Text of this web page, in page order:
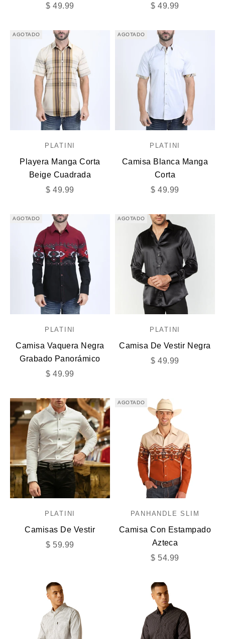
Precio de oferta
$ 49.99
Precio de oferta
$ 49.99
AGOTADO
PLATINI
Playera Manga Corta
Beige Cuadrada
Precio de oferta
$ 49.99
AGOTADO
PLATINI
Camisa Blanca Manga
Corta
Precio de oferta
$ 49.99
AGOTADO
PLATINI
Camisa Vaquera Negra
Grabado Panorámico
Precio de oferta
$ 49.99
AGOTADO
PLATINI
Camisa De Vestir Negra
Precio de oferta
$ 49.99
PLATINI
Camisas De Vestir
Precio de oferta
$ 59.99
AGOTADO
PANHANDLE SLIM
Camisa Con Estampado
Azteca
Precio de oferta
$ 54.99